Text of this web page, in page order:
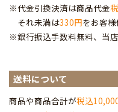
※代金引換決済は商品代金
それ未満は330円をお客様
※銀行振込手数料無料、当店
送料について
商品や商品合計が税込